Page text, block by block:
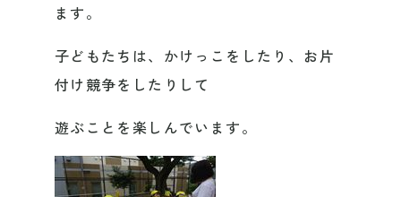
ます。
子どもたちは、かけっこをしたり、お片
付け競争をしたりして
遊ぶことを楽しんでいます。